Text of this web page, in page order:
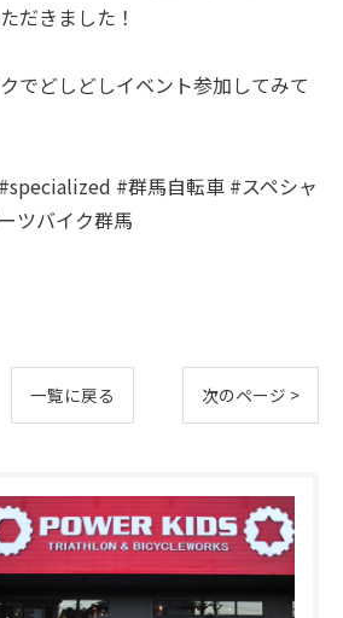
だきました！
でどしどしイベント参加してみて
#群馬自転車 #スペシャ
ツバイク群馬
一覧に戻る 次のページ >